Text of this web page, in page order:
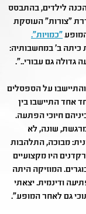
לילדים, בהתבסס
"צורות" העוסקת
"כמויות".
כיתה ב' במחשבותיה:
גדולה גם עבורי..".
על הספסלים
אחד התיישבו בין
חיוכי הפתעה.
מרגשת, שונה, לא
מבוכה, התלהבות
היו מקצועיים
המוזיקה היתה
ודינמית. יצאתי
גם לאחר המופע".